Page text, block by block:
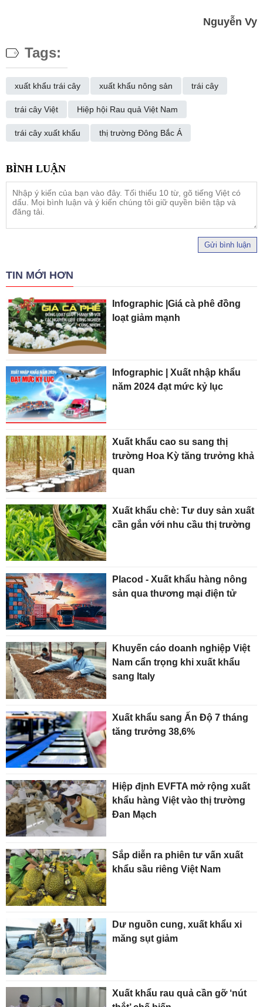
Nguyễn Vy
Tags:
xuất khẩu trái cây xuất khẩu nông sản trái cây
trái cây Việt Hiệp hội Rau quả Việt Nam
trái cây xuất khẩu thị trường Đông Bắc Á
Gửi bình luận
TIN MỚI HƠN
Infographic |Giá cà phê đồng
loạt giảm mạnh
Infographic | Xuất nhập khẩu
năm 2024 đạt mức kỷ lục
Xuất khẩu cao su sang thị
trường Hoa Kỳ tăng trưởng khả
quan
Xuất khẩu chè: Tư duy sản xuất
cần gắn với nhu cầu thị trường
Placod - Xuất khẩu hàng nông
sản qua thương mại điện tử
Khuyến cáo doanh nghiệp Việt
Nam cẩn trọng khi xuất khẩu
sang Italy
Xuất khẩu sang Ấn Độ 7 tháng
tăng trưởng 38,6%
Hiệp định EVFTA mở rộng xuất
khẩu hàng Việt vào thị trường
Đan Mạch
Sắp diễn ra phiên tư vấn xuất
khẩu sầu riêng Việt Nam
Dư nguồn cung, xuất khẩu xi
măng sụt giảm
Xuất khẩu rau quả cần gỡ ‘nút